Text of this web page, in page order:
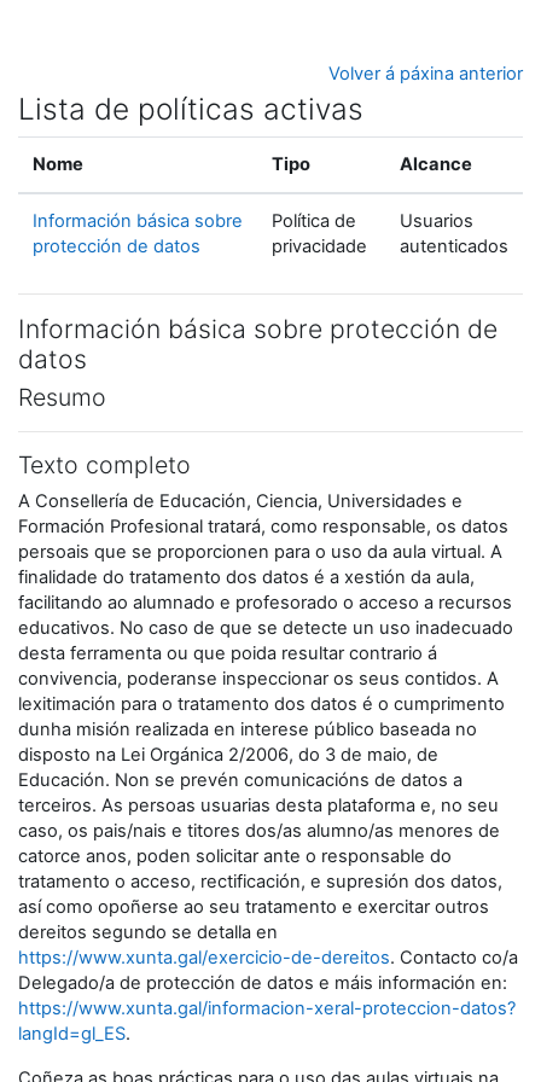
Volver á páxina anterior
Lista de políticas activas
Nome Tipo Alcance
Información básica sobre
protección de datos
Política de
privacidade
Usuarios
autenticados
Información básica sobre protección de
datos
Resumo
Texto completo
A Consellería de Educación, Ciencia, Universidades e
Formación Profesional tratará, como responsable, os datos
persoais que se proporcionen para o uso da aula virtual. A
finalidade do tratamento dos datos é a xestión da aula,
facilitando ao alumnado e profesorado o acceso a recursos
educativos. No caso de que se detecte un uso inadecuado
desta ferramenta ou que poida resultar contrario á
convivencia, poderanse inspeccionar os seus contidos. A
lexitimación para o tratamento dos datos é o cumprimento
dunha misión realizada en interese público baseada no
disposto na Lei Orgánica 2/2006, do 3 de maio, de
Educación. Non se prevén comunicacións de datos a
terceiros. As persoas usuarias desta plataforma e, no seu
caso, os pais/nais e titores dos/as alumno/as menores de
catorce anos, poden solicitar ante o responsable do
tratamento o acceso, rectificación, e supresión dos datos,
así como opoñerse ao seu tratamento e exercitar outros
dereitos segundo se detalla en
https://www.xunta.gal/exercicio-de-dereitos. Contacto co/a
Delegado/a de protección de datos e máis información en:
https://www.xunta.gal/informacion-xeral-proteccion-datos?
langId=gl_ES.